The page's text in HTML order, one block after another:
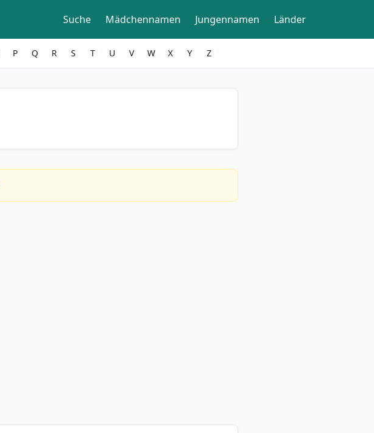
Suche Mädchennamen Jungennamen Länder
P Q R S T U V W X Y Z